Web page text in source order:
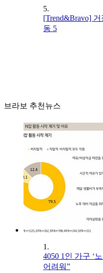
5.
[Trend&Bravo]
동 5
브라보 추천뉴스
1.
4050 1인 가구 ‘
어려워”